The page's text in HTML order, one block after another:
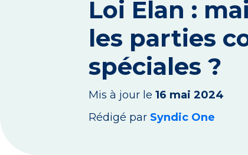
Loi Elan :
les parties
spéciales ?
Mis à jour le 16 mai 2024
Rédigé par Syndic One